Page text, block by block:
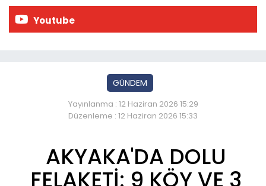
Youtube
GÜNDEM
Yayınlanma : 12 Haziran 2026 15:29
Düzenleme : 12 Haziran 2026 15:33
AKYAKA'DA DOLU
FELAKETİ: 9 KÖY VE 3